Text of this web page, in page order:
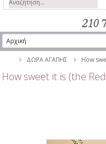
210
ΔΩΡΑ ΑΓΑΠΗΣ Ηow
Ηow sweet it is (the